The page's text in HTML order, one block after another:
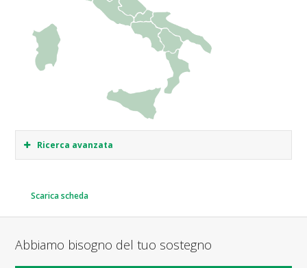
Ricerca avanzata
Scarica scheda
Abbiamo bisogno del tuo sostegno